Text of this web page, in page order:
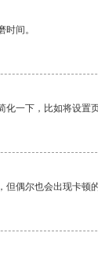
间。
一下，比如将设置
偶尔也会出现卡顿